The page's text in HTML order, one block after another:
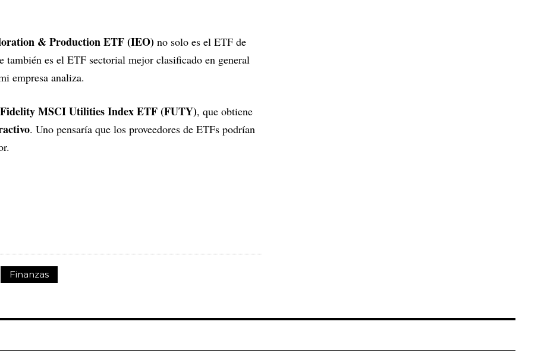
& Production ETF (IEO) no solo es el ETF de
también es el ETF sectorial mejor clasificado en general
empresa analiza.
Fidelity MSCI Utilities Index ETF (FUTY), que obtiene
. Uno pensaría que los proveedores de ETFs podrían
Finanzas